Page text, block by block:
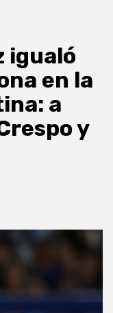
igualó
en la
a
y